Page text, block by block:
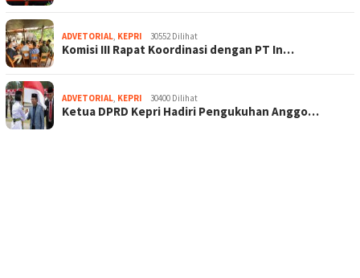
ADVETORIAL KEPRI 30552 Dilihat
Komisi III Rapat Koordinasi dengan PT In…
ADVETORIAL KEPRI 30400 Dilihat
Ketua DPRD Kepri Hadiri Pengukuhan Anggo…